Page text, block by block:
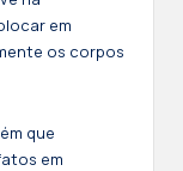
em
os corpos
que
em